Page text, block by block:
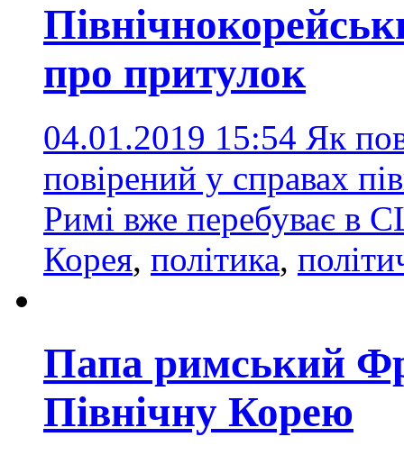
про притулок
04.01.2019 15:54 Як
повірений у справах
Римі вже перебуває
Корея, політика,
Папа римський
Північну Корею